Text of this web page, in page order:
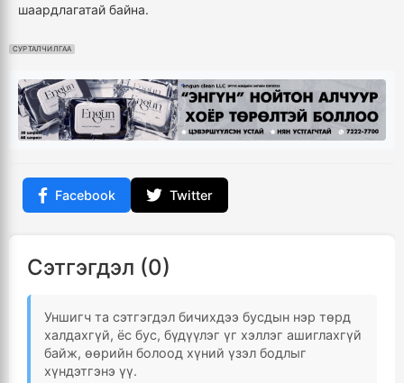
шаардлагатай байна.
СУРТАЛЧИЛГАА
Facebook Twitter
Сэтгэгдэл (0)
Уншигч та сэтгэгдэл бичихдээ бусдын нэр төрд
халдахгүй, ёс бус, бүдүүлэг үг хэллэг ашиглахгүй
байж, өөрийн болоод хүний үзэл бодлыг
хүндэтгэнэ үү.